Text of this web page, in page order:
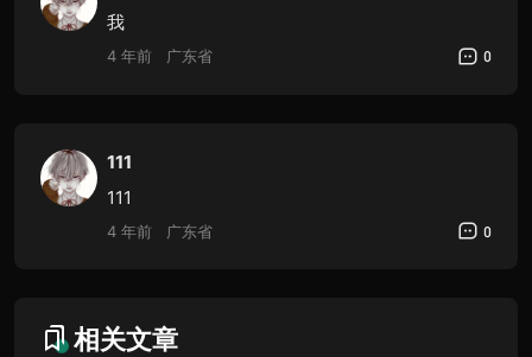
我
4 年前 广东省 0
111
111
4 年前 广东省 0
相关文章